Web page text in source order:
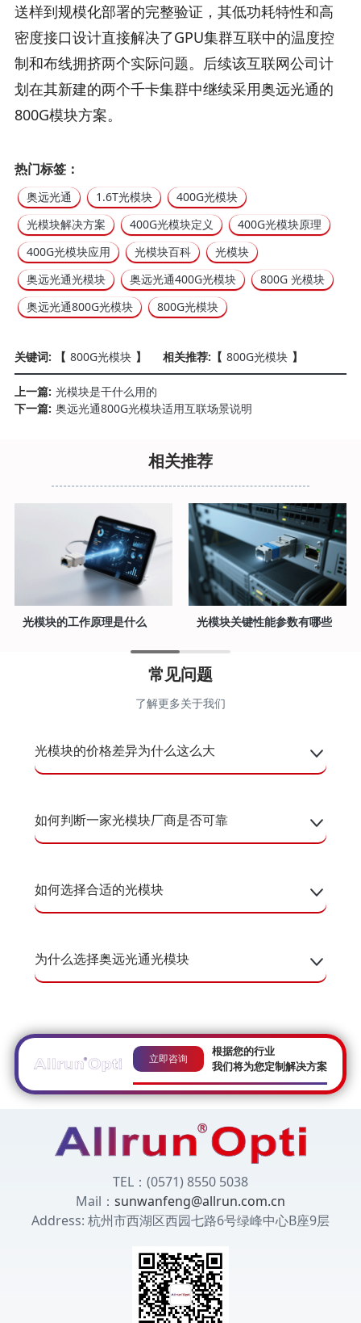
热门标签：
奥远光通 1.6T光模块
400G光模块
光模块解决方案
400G光模块定义
400G光模块原理
400G光模块应用
光模块百科
光模块
奥远光通光模块
奥远光通400G光模块
800G 光模块
奥远光通800G光模块
800G光模块
送样到规模化部署的完整验证，其低功耗特性和高
密度接口设计直接解决了GPU集群互联中的温度控
制和布线拥挤两个实际问题。后续该互联网公司计
划在其新建的两个千卡集群中继续采用奥远光通的
800G模块方案。
关键词: 【 800G光模块 】 相关推荐:【 800G光模块 】
上一篇: 光模块是干什么用的
下一篇: 奥远光通800G光模块适用互联场景说明
相关推荐
光模块的工作原理是什么 光模块关键性能参数有哪些
常见问题
了解更多关于我们
光模块的价格差异为什么这么大
如何判断一家光模块厂商是否可靠
如何选择合适的光模块
为什么选择奥远光通光模块
立即咨询
根据您的行业
我们将为您定制解决方案
TEL：(0571) 8550 5038
Mail： sunwanfeng@allrun.com.cn
Address: 杭州市西湖区西园七路6号绿峰中心B座9层